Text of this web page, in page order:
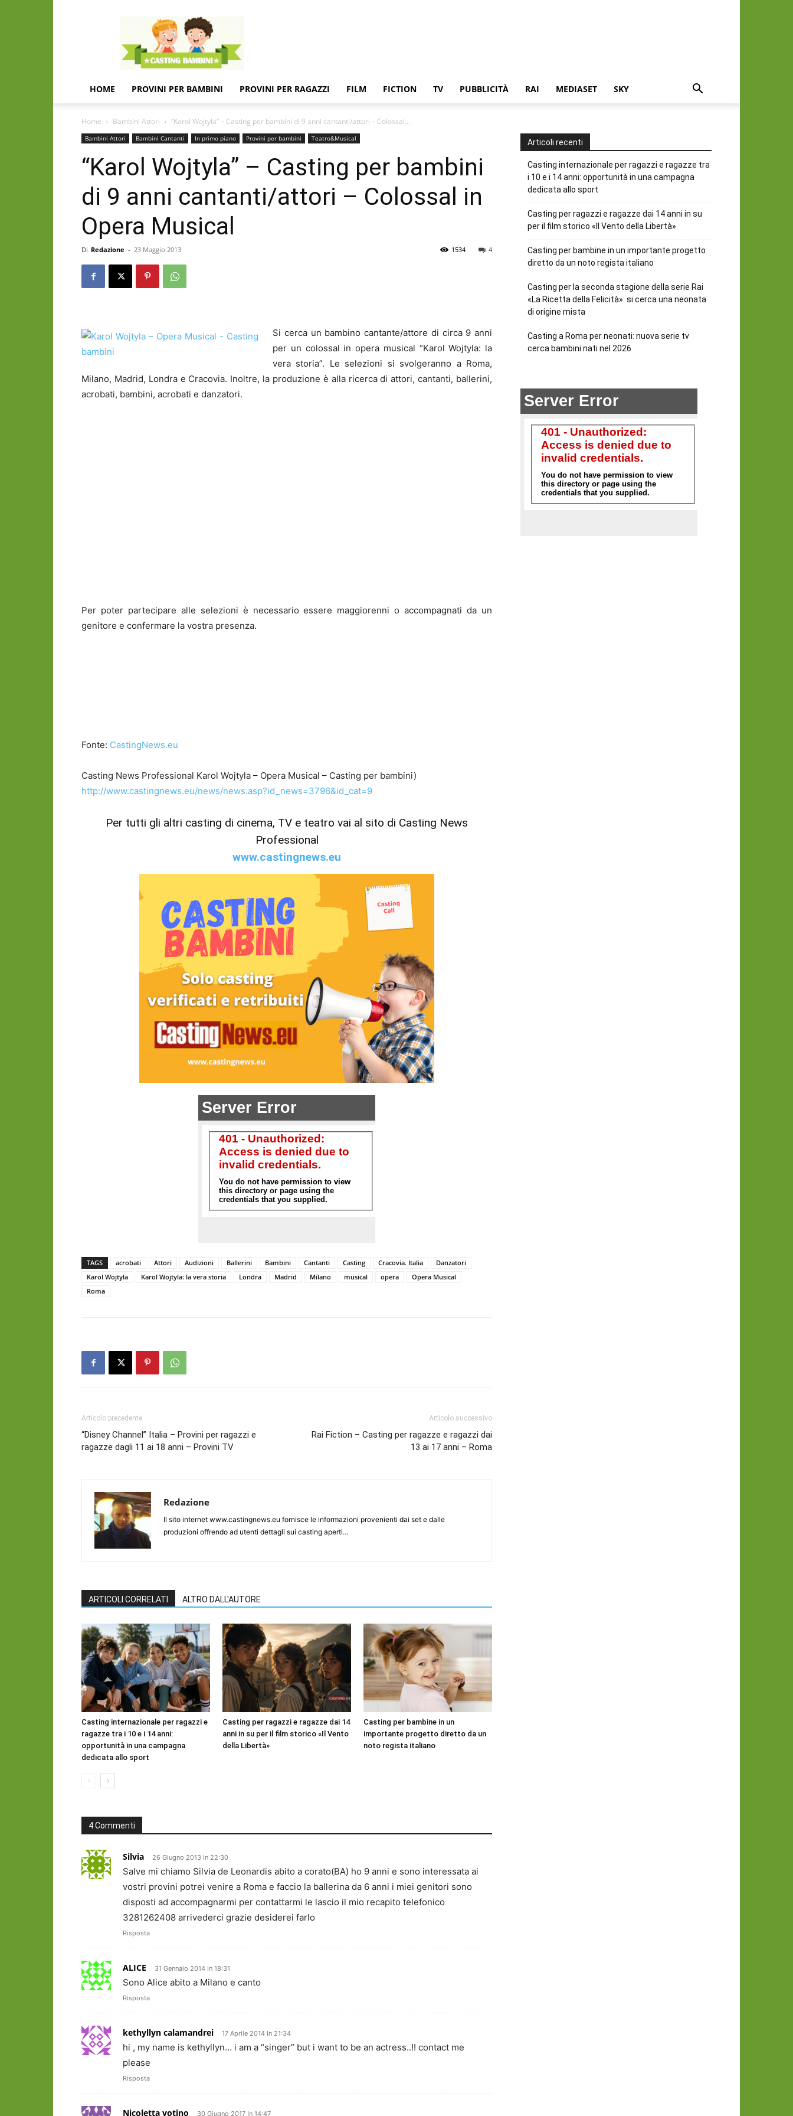
Casting
e
provini
per
bambini
e
HOME PROVINI PER BAMBINI PROVINI PER RAGAZZI FILM FICTION TV PUBBLICITÀ RAI MEDIASET SKY
Home Bambini Attori “Karol Wojtyla” – Casting per bambini di 9 anni cantanti/attori – Colossal...
Bambini Attori Bambini Cantanti In primo piano Provini per bambini Teatro&Musical
“Karol Wojtyla” – Casting per bambini
di 9 anni cantanti/attori – Colossal in
Opera Musical
Di Redazione - 23 Maggio 2013 4
1534
Si cerca un bambino cantante/attore di circa 9 anni
per un colossal in opera musical “Karol Wojtyla: la
vera storia”. Le selezioni si svolgeranno a Roma,
Milano, Madrid, Londra e Cracovia. Inoltre, la produzione è alla ricerca di attori, cantanti, ballerini,
acrobati, bambini, acrobati e danzatori.
Per poter partecipare alle selezioni è necessario essere maggiorenni o accompagnati da un
genitore e confermare la vostra presenza.
Fonte: CastingNews.eu
Casting News Professional Karol Wojtyla – Opera Musical – Casting per bambini)
http://www.castingnews.eu/news/news.asp?id_news=3796&id_cat=9
Per tutti gli altri casting di cinema, TV e teatro vai al sito di Casting News
Professional
www.castingnews.eu
TAGS acrobati Attori Audizioni Ballerini Bambini Cantanti Casting Cracovia. Italia
Danzatori
Karol Wojtyla
Karol Wojtyla: la vera storia Londra Madrid Milano musical opera
Opera Musical
Roma
Articolo precedente
“Disney Channel” Italia – Provini per ragazzi e
ragazze dagli 11 ai 18 anni – Provini TV
Articolo successivo
Rai Fiction – Casting per ragazze e ragazzi dai
13 ai 17 anni – Roma
Redazione
Il sito internet www.castingnews.eu fornisce le informazioni provenienti dai set e dalle
produzioni offrendo ad utenti dettagli sui casting aperti…
ARTICOLI CORRELATI ALTRO DALL'AUTORE
Casting internazionale per ragazzi e
ragazze tra i 10 e i 14 anni:
opportunità in una campagna
dedicata allo sport
Casting per ragazzi e ragazze dai 14
anni in su per il film storico «Il Vento
della Libertà»
Casting per bambine in un
importante progetto diretto da un
noto regista italiano
4 Commenti
Silvia 26 Giugno 2013 In 22:30
Salve mi chiamo Silvia de Leonardis abito a corato(BA) ho 9 anni e sono interessata ai
vostri provini potrei venire a Roma e faccio la ballerina da 6 anni i miei genitori sono
disposti ad accompagnarmi per contattarmi le lascio il mio recapito telefonico
3281262408 arrivederci grazie desiderei farlo
Risposta
ALICE 31 Gennaio 2014 In 18:31
Sono Alice abito a Milano e canto
Risposta
kethyllyn calamandrei 17 Aprile 2014 In 21:34
hi , my name is kethyllyn… i am a “singer” but i want to be an actress..!! contact me
please
Risposta
Nicoletta votino 30 Giugno 2017 In 14:47
Articoli recenti
Casting internazionale per ragazzi e ragazze tra
i 10 e i 14 anni: opportunità in una campagna
dedicata allo sport
Casting per ragazzi e ragazze dai 14 anni in su
per il film storico «Il Vento della Libertà»
Casting per bambine in un importante progetto
diretto da un noto regista italiano
Casting per la seconda stagione della serie Rai
«La Ricetta della Felicità»: si cerca una neonata
di origine mista
Casting a Roma per neonati: nuova serie tv
cerca bambini nati nel 2026